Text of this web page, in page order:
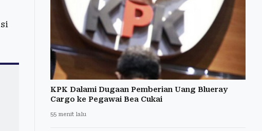
KPK Dalami Dugaan Pemberian Uang Blueray
Cargo ke Pegawai Bea Cukai
55 menit lalu